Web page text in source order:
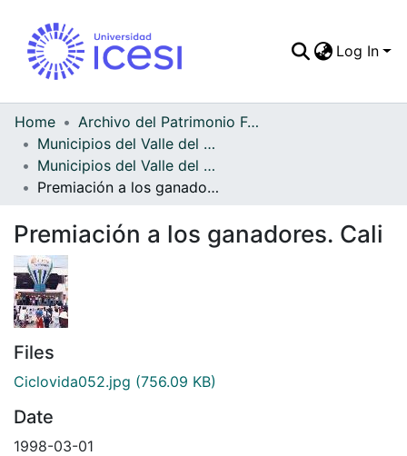
Log In
Home
Archivo del Patrimonio Fotográfico y Fílmico del Valle del Cauca
Municipios del Valle del Cauca
Municipios del Valle del Cauca
Premiación a los ganadores. Cali
Premiación a los ganadores. Cali
Files
Ciclovida052.jpg (756.09 KB)
Date
1998-03-01